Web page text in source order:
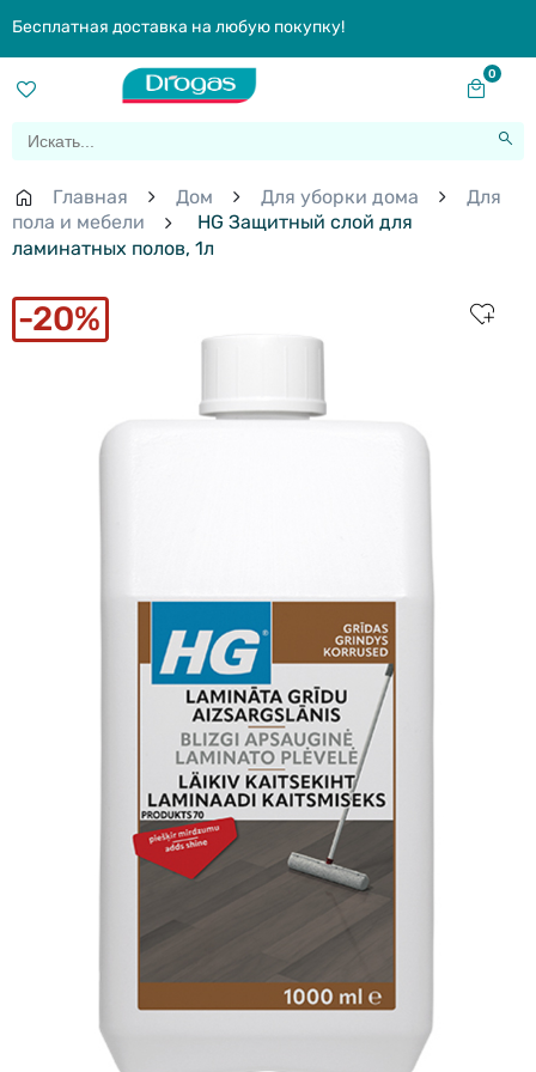
Бесплатная доставка на любую покупку!
0
Главная Дом Для уборки дома
Для
пола и мебели
HG Защитный слой для
ламинатных полов, 1л
20%